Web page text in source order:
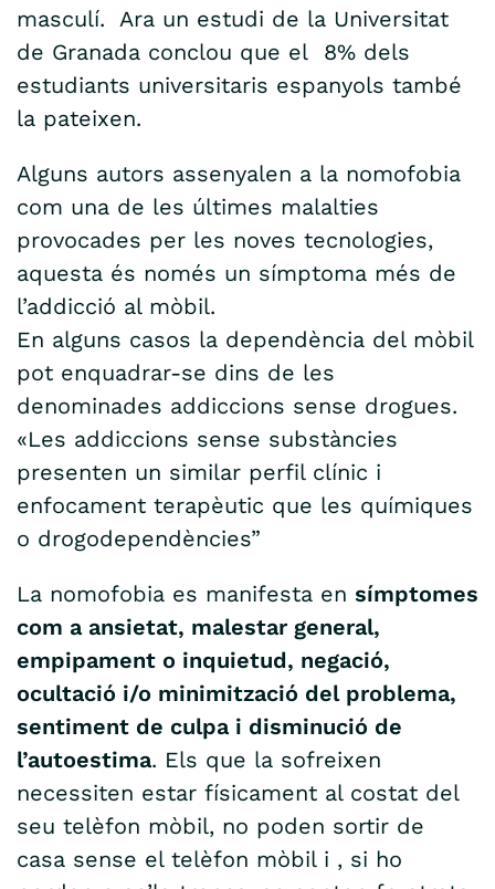
masculí. Ara un estudi de la Universitat
de Granada conclou que el 8% dels
estudiants universitaris espanyols també
la pateixen.
Alguns autors assenyalen a la nomofobia
com una de les últimes malalties
provocades per les noves tecnologies,
aquesta és només un símptoma més de
l’addicció al mòbil.
En alguns casos la dependència del mòbil
pot enquadrar-se dins de les
denominades addiccions sense drogues.
«Les addiccions sense substàncies
presenten un similar perfil clínic i
enfocament terapèutic que les químiques
o drogodependències”
La nomofobia es manifesta en símptomes
com a ansietat, malestar general,
empipament o inquietud, negació,
ocultació i/o minimització del problema,
sentiment de culpa i disminució de
l’autoestima. Els que la sofreixen
necessiten estar físicament al costat del
seu telèfon mòbil, no poden sortir de
casa sense el telèfon mòbil i , si ho